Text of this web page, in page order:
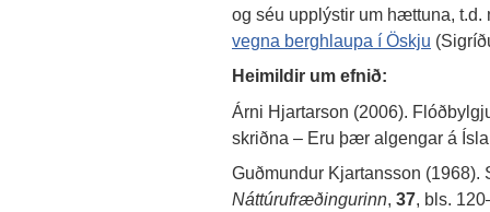
og séu upplýstir um hættuna,
vegna berghlaupa í Öskju
Heimildir um efnið:
Árni Hjartarson (2006).
skriðna – Eru þær algengar á
Guðmundur Kjartansson
Náttúrufræðingurinn, 37, bls.